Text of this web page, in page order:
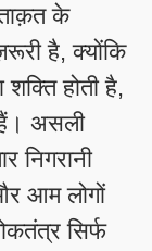
के
है, क्योंकि
होती है,
असली
निगरानी
आम लोगों
सिर्फ